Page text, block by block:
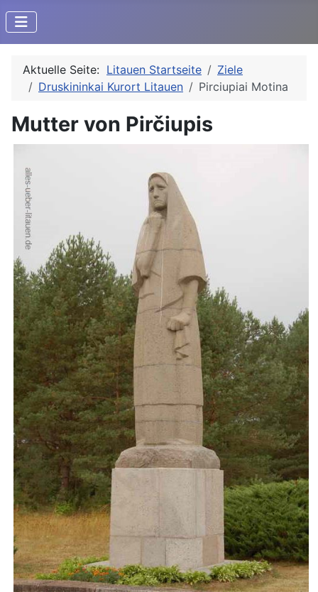
Aktuelle Seite: Litauen Startseite
Ziele
Druskininkai Kurort Litauen
Pirciupiai Motina
Mutter von Pirčiupis